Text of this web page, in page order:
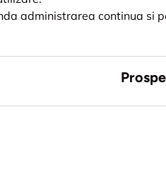
administrarea continua si